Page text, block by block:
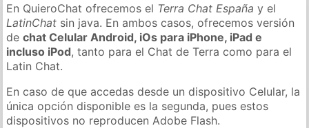
En QuieroChat ofrecemos el Terra Chat España y el
LatinChat sin java. En ambos casos, ofrecemos versión
dechat Celular Android, iOs para iPhone, iPad e
incluso iPod, tanto para el Chat de Terra como para el
Latin Chat.
En caso de que accedas desde un dispositivo Celular, la
única opción disponible es la segunda, pues estos
dispositivos no reproducen Adobe Flash.